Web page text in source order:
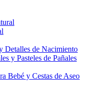
Detalles de Nacimiento
y Pasteles de Pañales
Bebé y Cestas de Aseo